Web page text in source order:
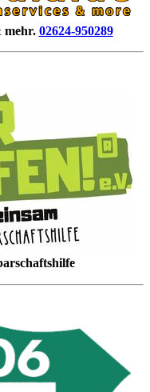
mehr. 02624-950289